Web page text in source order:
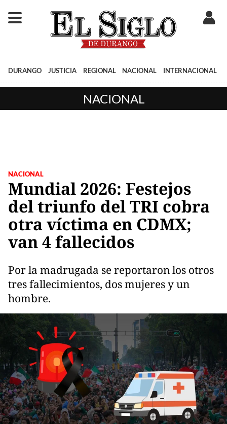
DURANGO JUSTICIA REGIONAL NACIONAL INTERNACIONAL
NACIONAL
NACIONAL
Mundial 2026: Festejos
del triunfo del TRI cobra
otra víctima en CDMX;
van 4 fallecidos
Por la madrugada se reportaron los otros
tres fallecimientos, dos mujeres y un
hombre.